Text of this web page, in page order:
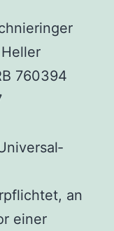
760394
an
einer